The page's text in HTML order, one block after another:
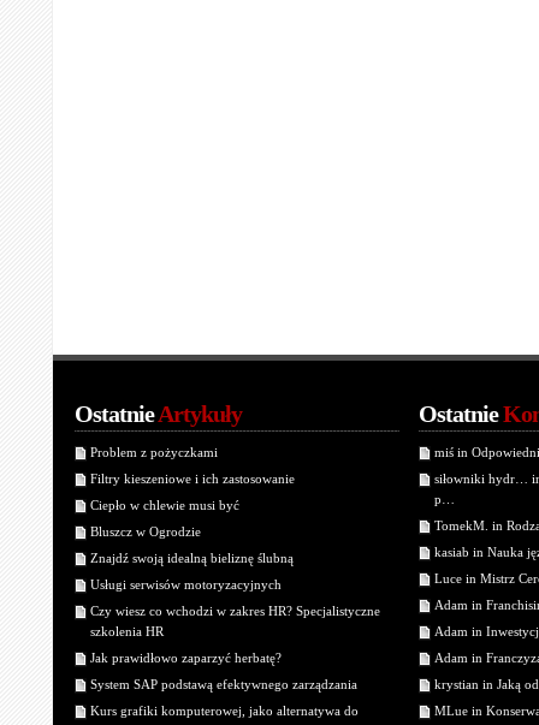
OstatnieArtykuły
Problem z pożyczkami
Filtry kieszeniowe i ich zastosowanie
Ciepło w chlewie musi być
Bluszcz w Ogrodzie
Znajdź swoją idealną bieliznę ślubną
Usługi serwisów motoryzacyjnych
Czy wiesz co wchodzi w zakres HR? Specjalistyczne
szkolenia HR
Jak prawidłowo zaparzyć herbatę?
System SAP podstawą efektywnego zarządzania
Kurs grafiki komputerowej, jako alternatywa do
Ostatnie
miś in
siłowniki hydr…
p…
TomekM. in
kasiab in Nauka
Luce in Mistrz
Adam in
Adam in
Adam in
krystian in Jaką
MLue in